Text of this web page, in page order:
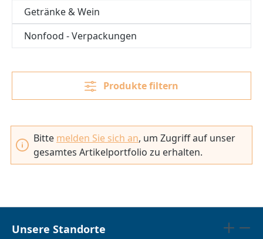
Getränke & Wein
Nonfood - Verpackungen
Produkte filtern
Bitte melden Sie sich an, um Zugriff auf unser
gesamtes Artikelportfolio zu erhalten.
Unsere Standorte